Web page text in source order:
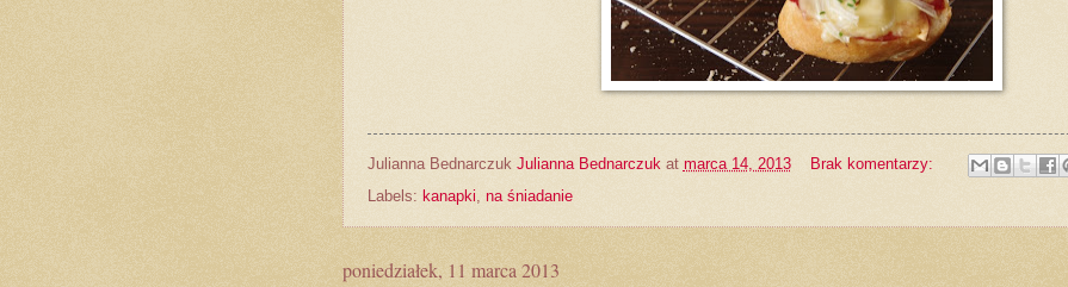
Julianna Bednarczuk Julianna Bednarczuk at marca 14, 2013
Brak komentarzy:
Labels: kanapki, na śniadanie
poniedziałek, 11 marca 2013